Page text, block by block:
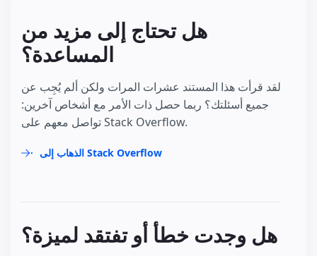
هل تحتاج إلى مزيد من
المساعدة؟
لقد قرأت هذا المستند عشرات المرات ولكن ألم يُجِب عن
جميع أسئلتك؟ ربما حصل ذات الأمر مع أشخاص آخرين:
تواصل معهم على Stack Overflow.
الذهاب إلى Stack Overflow
هل وجدت خطأ أو تفتقد لميزة؟